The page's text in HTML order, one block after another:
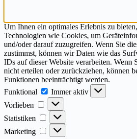
Um Ihnen ein optimales Erlebnis zu
Technologien wie Cookies, um
und/oder darauf zuzugreifen. Wenn Sie
zustimmst, können wir Daten wie das
IDs auf dieser Website verarbeiten. Wenn
nicht erteilen oder zurückziehen, können
Funktionen beeinträchtigt werden.
Funktional
Funktional
Immer aktiv
Vorlieben
Vorlieben
Statistiken Statistiken
Marketing Marketing